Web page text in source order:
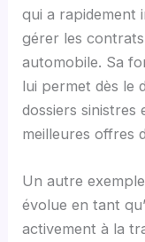
qui a rapidement
gérer les
automobile. Sa
lui permet dès le
dossiers sinistres
meilleures offres
Un autre
évolue en tant
activement à la